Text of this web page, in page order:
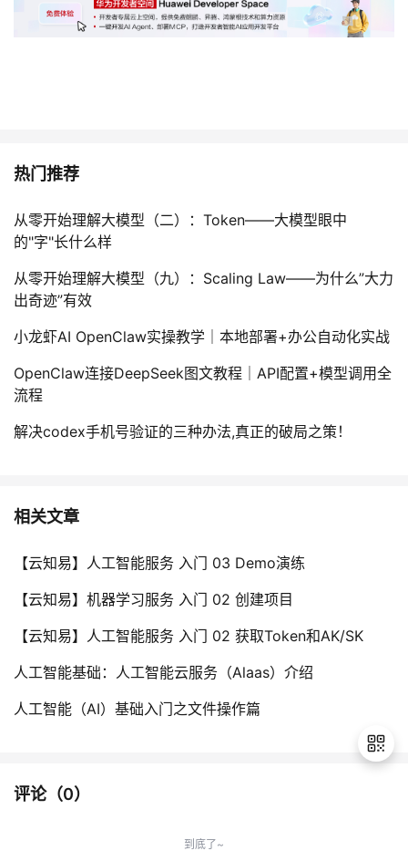
热门推荐
从零开始理解大模型（二）：Token——大模型眼中
的"字"长什么样
从零开始理解大模型（九）：Scaling Law——为什么”大力
出奇迹”有效
小龙虾AI OpenClaw实操教学｜本地部署+办公自动化实战
OpenClaw连接DeepSeek图文教程｜API配置+模型调用全
流程
解决codex手机号验证的三种办法,真正的破局之策！
相关文章
【云知易】人工智能服务 入门 03 Demo演练
【云知易】机器学习服务 入门 02 创建项目
【云知易】人工智能服务 入门 02 获取Token和AK/SK
人工智能基础：人工智能云服务（Alaas）介绍
人工智能（AI）基础入门之文件操作篇
评论（0）
到底了~